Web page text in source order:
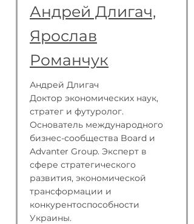
Андрей Длигач,
Ярослав
Романчук
Андрей Длигач
Доктор экономических наук,
стратег и футуролог.
Основатель международного
бизнес-сообщества Board и
Advanter Group. Эксперт в
сфере стратегического
развития, экономической
трансформации и
конкурентоспособности
Украины.